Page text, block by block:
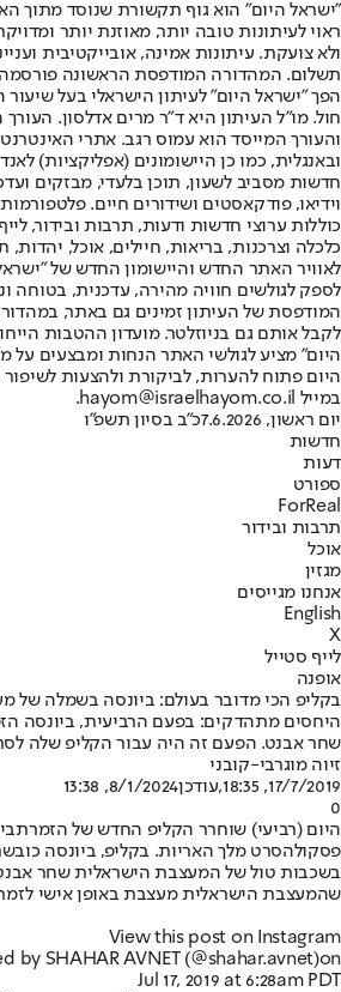
"ישראל היום" הוא גוף תקשורת שנוסד מתוך
ראוי לעיתונות טובה יותר, מאוזנת יותר
ולא צועקת. עיתונות אמינה, אובייקטיבית
הפך "ישראל היום" לעיתון הישראלי בעל
חול. מו"ל העיתון היא ד"ר מרים אדלסון.
והעורך המייסד הוא עמוס רגב. אתרי
חדשות מסביב לשעון, תוכן בלעדי, מבזקים
וידיאו, פודקאסטים ושידורים חיים.
כוללות ערוצי חדשות ודעות, תרבות ובידור,
לאוויר האתר החדש והיישומון החדש של
לספק לגולשים חוויה מהירה, עדכנית, בטוחה
המודפסת של העיתון זמינים גם באתר,
לקבל אותם גם בניוזלטר. מועדון ההטבות
היום" מציע לגולשי האתר הנחות ומבצעים על
היום פתוח להערות, לביקורת ולהצעות לשיפור
במייל hayom@israelhayom.co.il.
יום ראשון, 7.6.2026
כ"ב בסיון תשפ"ו
חדשות
דעות
ספורט
ForReal
תרבות ובידור
אוכל
מגזין
אנחנו מגייסים
English
X
לייף סטייל
אופנה
בקליפ הכי מדובר בעולם: ביונסה בשמלה של
היחסים מתהדקים: בפעם הרביעית, ביונסה
שחר אבנט. הפעם זה היה עבור הקליפ שלה
זיוה מוגרבי-קובני
17/7/2019, 18:35
,עודכן8/1/2024, 13:38
0
היום (רביעי) שוחרר הקליפ החדש של הזמרת
פסקולהסרט מלך האריות. בקליפ, ביונסה
בשכבות טול של המעצבת הישראלית שחר
שהמעצבת הישראלית מעצבת באופן אישי
View this post on Instagram
by SHAHAR AVNET (@shahar.avnet)on
Jul 17, 2019 at 6:28am PDT